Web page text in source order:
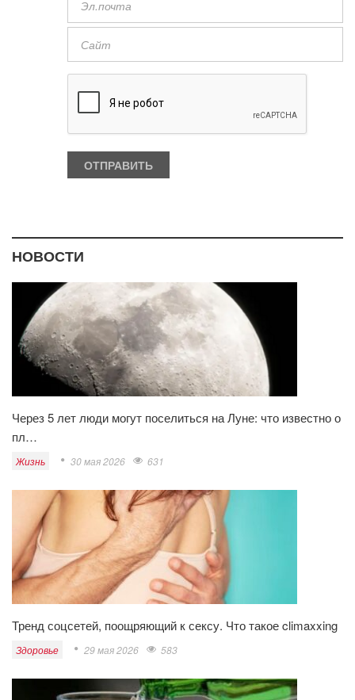
НОВОСТИ
Через 5 лет люди могут поселиться на Луне: что известно о
пл…
Жизнь 30 мая 2026 631
Тренд соцсетей, поощряющий к сексу. Что такое climaxxing
Здоровье 29 мая 2026 583